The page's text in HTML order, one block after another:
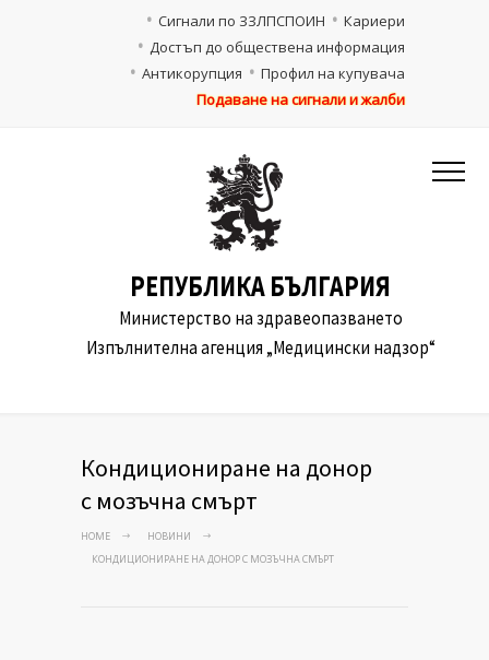
Кариери
Сигнали по ЗЗЛПСПОИН
Достъп до обществена информация
Профил на купувача
Антикорупция
Подаване на сигнали и жалби
РЕПУБЛИКА БЪЛГАРИЯ
Министерство на здравеопазването
Изпълнителна агенция „Медицински надзор“
Кондициониране на донор
с мозъчна смърт
HOME
НОВИНИ
КОНДИЦИОНИРАНЕ НА ДОНОР С МОЗЪЧНА СМЪРТ